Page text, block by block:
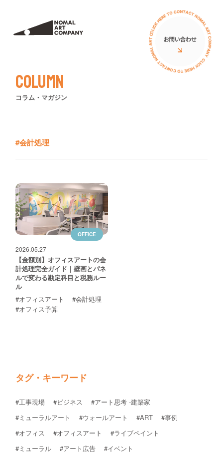
立体オブジェ
壁画広告
お客様の声
ニュース
イベント
導入費用について
お問い合わせ
Column
コラム・マガジン
#会計処理
OFFICE
2026.05.27
【金額別】オフィスアートの会
計処理完全ガイド｜壁画とパネ
ルで変わる勘定科目と税務ルー
ル
#オフィスアート
#会計処理
#オフィス予算
タグ・キーワード
#工事現場 #ビジネス
#アート思考 -建築家
#ミューラルアート
#ウォールアート #ART
#事例
#オフィス
#オフィスアート
#ライブペイント
#ミューラル
#アート広告
#イベント